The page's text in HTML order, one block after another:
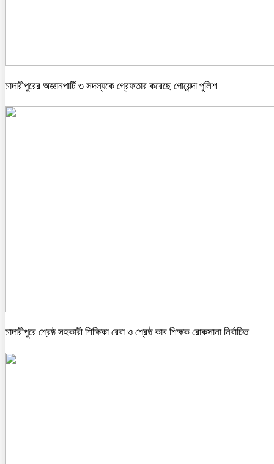
মাদারীপুরের অজ্ঞানপার্টি ৩ সদস্যকে গ্রেফতার করেছে গোয়েন্দা পুলিশ
মাদারীপুরে শ্রেষ্ঠ সহকারী শিক্ষিকা রেবা ও শ্রেষ্ঠ কাব শিক্ষক রোকসানা নির্বাচিত